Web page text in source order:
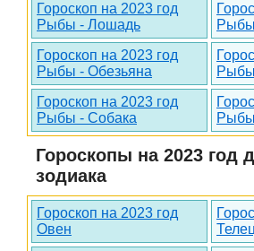
Гороскоп на 2023 год
Рыбы - Лошадь
Рыбы
Гороскоп на 2023 год
Рыбы - Обезьяна
Гороскоп на 2023 год
Рыбы - Собака
Гороскопы на 2023 год
зодиака
Гороскоп на 2023 год
Овен
Телец